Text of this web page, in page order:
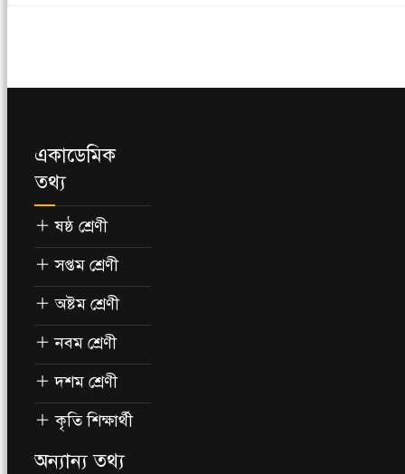
একাডেমিক
তথ্য
ষষ্ঠ শ্রেণী
সপ্তম শ্রেণী
অষ্টম শ্রেণী
নবম শ্রেণী
দশম শ্রেণী
কৃতি শিক্ষার্থী
অন্যান্য তথ্য